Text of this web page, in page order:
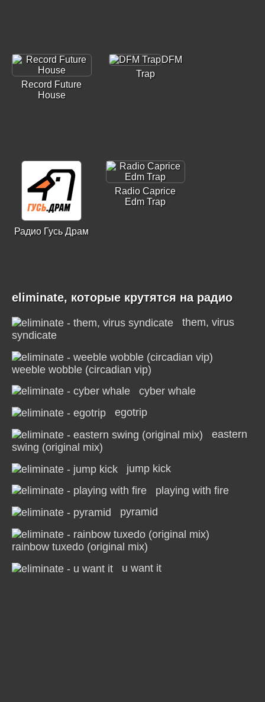
Record Future
House
DFM
Trap
Радио Гусь Драм
Radio Caprice
Edm Trap
eliminate, которые крутятся на радио
them, virus
syndicate
weeble wobble (circadian vip)
cyber whale
egotrip
eastern
swing (original mix)
jump kick
playing with fire
pyramid
rainbow tuxedo (original mix)
u want it